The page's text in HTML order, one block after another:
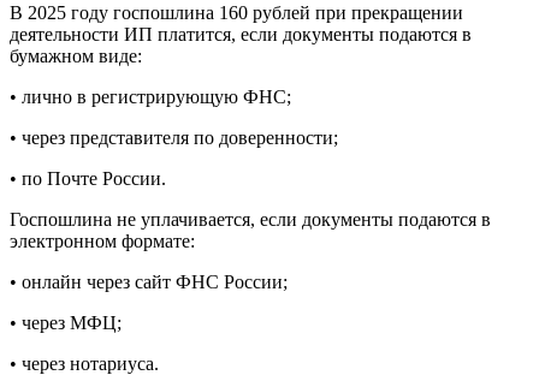
В 2025 году госпошлина 160 рублей при прекращении
деятельности ИП платится, если документы подаются в
бумажном виде:
• лично в регистрирующую ФНС;
• через представителя по доверенности;
• по Почте России.
Госпошлина не уплачивается, если документы подаются в
электронном формате:
• онлайн через сайт ФНС России;
• через МФЦ;
• через нотариуса.